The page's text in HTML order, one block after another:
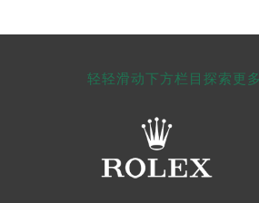
轻轻滑动下方栏目探索更